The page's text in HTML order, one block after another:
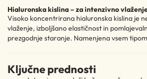
Hialuronska kislina – za intenzivno
Visoko koncentrirana hialuronska kislina je
vlaženje, izboljšano elastičnost in
prezgodnje staranje. Namenjena vsem
Ključne prednosti